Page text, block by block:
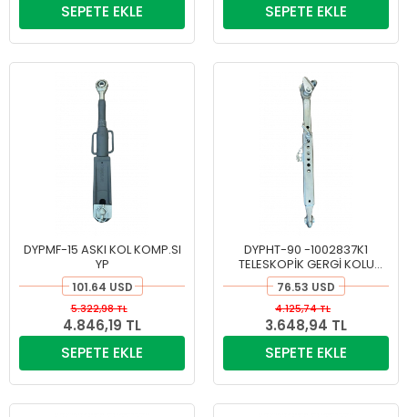
SEPETE EKLE SEPETE EKLE
DYPMF-15 ASKI KOL KOMP.SI
YP
101.64 USD
4.846,19 TL
5.322,98 TL
SEPETE EKLE
DYPHT-90 -1002837K1
TELESKOPİK GERGİ KOLU
KOMPLESİ
76.53 USD
3.648,94 TL
4.125,74 TL
SEPETE EKLE